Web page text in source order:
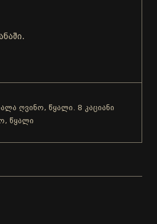
ღვინო, წყალი. 8 კაციანი
წყალი